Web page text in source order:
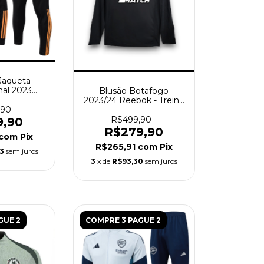
2023
Pix
sem juros
Blusão Botafogo
2023/24 Reebok - Treino
R$499,90
R$279,90
R$265,91 com Pix
3 x de R$93,30 sem juros
2 COMPRE 3 PAGUE 2